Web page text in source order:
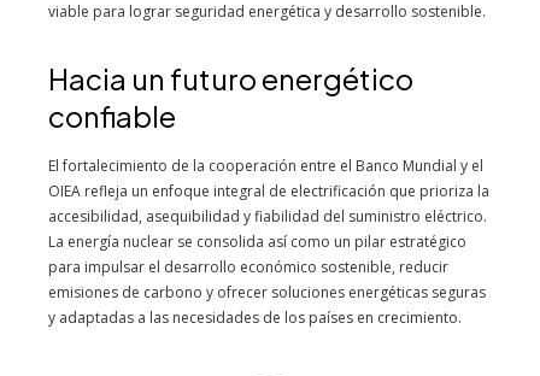
viable para lograr seguridad energética y desarrollo sostenible.
Hacia un futuro energético
confiable
El fortalecimiento de la cooperación entre el Banco Mundial y el
OIEA refleja un enfoque integral de electrificación que prioriza la
accesibilidad, asequibilidad y fiabilidad del suministro eléctrico.
La energía nuclear se consolida así como un pilar estratégico
para impulsar el desarrollo económico sostenible, reducir
emisiones de carbono y ofrecer soluciones energéticas seguras
y adaptadas a las necesidades de los países en crecimiento.